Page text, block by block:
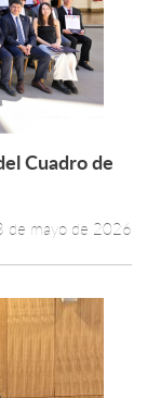
más +
Cuadro de
de mayo de 2026